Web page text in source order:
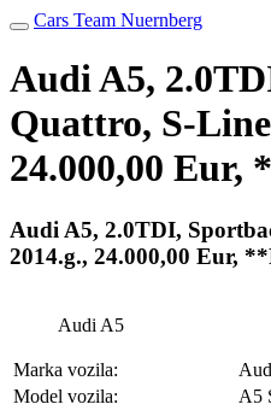
Cars Team Nuernberg
Audi A5,
Quattro, S-
24.000,00
Audi A5, 2.0TDI,
2014.g., 24.000,00 Eur,
Audi A5
Marka vozila:
Model vozila:
A5